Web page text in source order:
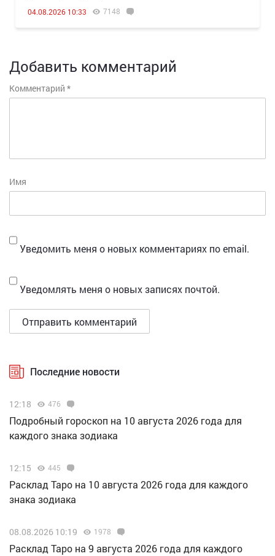
04.08.2026 10:33 7148
Добавить комментарий
Комментарий *
Имя
Уведомить меня о новых комментариях по email.
Уведомлять меня о новых записях почтой.
Последние новости
12:18 476
Подробный гороскоп на 10 августа 2026 года для
каждого знака зодиака
12:15 445
Расклад Таро на 10 августа 2026 года для каждого
знака зодиака
08.08.2026 10:19 1978
Расклад Таро на 9 августа 2026 года для каждого